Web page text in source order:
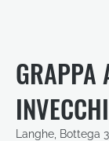
Bildergalerie
springen
GRAPPA
Langhe, Bottega